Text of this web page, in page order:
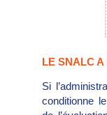
LE SNALC A
Si
conditionne